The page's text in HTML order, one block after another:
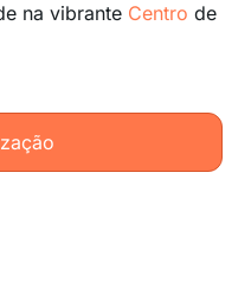
na vibrante Centro de